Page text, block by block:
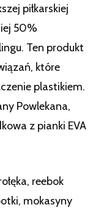
piłkarskiej
50%
Ten produkt
które
plastikiem.
Powlekana,
z pianki EVA
reebok
mokasyny